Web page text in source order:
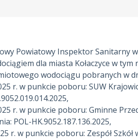
Powiatowy Inspektor Sanitarny
dla miasta Kołaczyce w
wodociągu pobranych w
r. w punkcie poboru:
r. w punkcie poboru: Gminne
POL-HK.9052.187.136.2025,
r. w punkcie poboru: Zespół